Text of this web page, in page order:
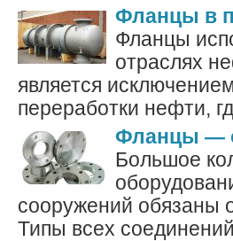
Фланцы в
Фланцы
отраслях
является
переработки нефти,
Фланцы —
Большое
сооружений обязаны
Типы всех